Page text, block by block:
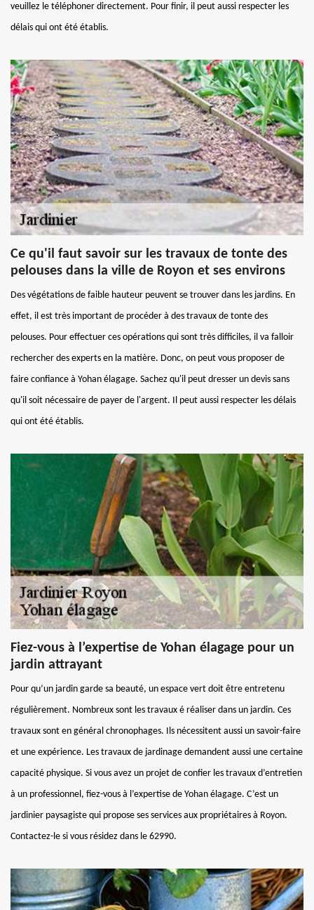
veuillez le téléphoner directement. Pour finir, il peut aussi respecter les
délais qui ont été établis.
Ce qu'il faut savoir sur les travaux de tonte des
pelouses dans la ville de Royon et ses environs
Des végétations de faible hauteur peuvent se trouver dans les jardins. En
effet, il est très important de procéder à des travaux de tonte des
pelouses. Pour effectuer ces opérations qui sont très difficiles, il va falloir
rechercher des experts en la matière. Donc, on peut vous proposer de
faire confiance à Yohan élagage. Sachez qu'il peut dresser un devis sans
qu'il soit nécessaire de payer de l'argent. Il peut aussi respecter les délais
qui ont été établis.
Fiez-vous à l’expertise de Yohan élagage pour un
jardin attrayant
Pour qu’un jardin garde sa beauté, un espace vert doit être entretenu
régulièrement. Nombreux sont les travaux é réaliser dans un jardin. Ces
travaux sont en général chronophages. Ils nécessitent aussi un savoir-faire
et une expérience. Les travaux de jardinage demandent aussi une certaine
capacité physique. Si vous avez un projet de confier les travaux d’entretien
à un professionnel, fiez-vous à l’expertise de Yohan élagage. C’est un
jardinier paysagiste qui propose ses services aux propriétaires à Royon.
Contactez-le si vous résidez dans le 62990.